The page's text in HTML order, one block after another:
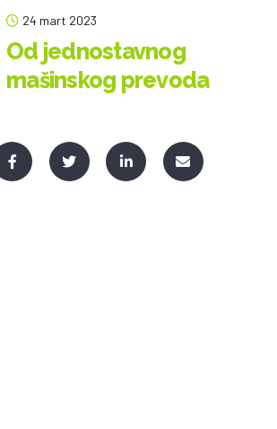
24 mart 2023
Od jednostavnog
mašinskog prevoda
uticaj veštačke
inteligencije na